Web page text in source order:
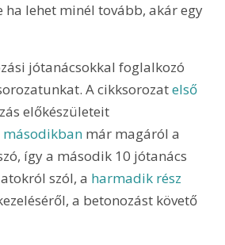
lehet minél tovább, akár egy
jótanácsokkal foglalkozó
A cikksorozat első
előkészületeit
másodikban már magáról a
így a második 10 jótanács
szól, a harmadik rész
a betonozást követő